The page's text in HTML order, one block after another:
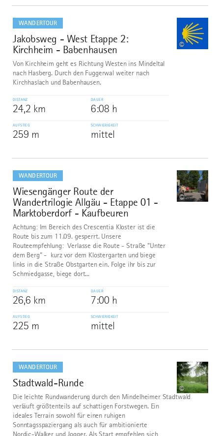
WANDERTOUR
7
Jakobsweg - West Etappe 2:
Kirchheim - Babenhausen
©
Von Kirchheim geht es Richtung Westen ins Mindeltal
nach Hasberg. Durch den Fuggerwal weiter nach
Kirchhaslach und Babenhausen.
DISTANZ
24,2 km
DAUER
6:08 h
AUFSTIEG
259 m
SCHWIERIGKEIT
mittel
dazu
WANDERTOUR
8
Wiesengänger Route der
Wandertrilogie Allgäu - Etappe 01 -
Marktoberdorf - Kaufbeuren
©
Achtung: Im Bereich des Crescentia Kloster ist die
Route bis zum 11.09. gesperrt. Unsere
Routeempfehlung: Verlasse die Route - Straße "Unter
dem Berg" - kurz vor dem Klostergarten und biege
links in die Straße Obstgarten ein. Folge ihr bis zur
Schmiedgasse, biege dort...
DISTANZ
26,6 km
DAUER
7:00 h
AUFSTIEG
225 m
SCHWIERIGKEIT
mittel
dazu
WANDERTOUR
9
Stadtwald-Runde
©
Die leichte Rundwanderung durch den Mindelheimer Stadtwald
verläuft größtenteils auf schattigen Forstwegen. Ein
ideales Terrain sowohl für einen ruhigen
Sonntagsspaziergang als auch für ambitionierte
Nordic-Walker und Jogger. Als Start empfehlen sich
dazu